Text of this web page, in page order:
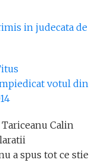
in judecata de
votul din
Calin
a spus tot ce stie